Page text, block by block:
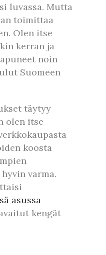
luvassa. Mutta
toimittaa
Olen itse
kerran ja
noin
Suomeen
täytyy
olen itse
koosta
varma.
asussa
kengät